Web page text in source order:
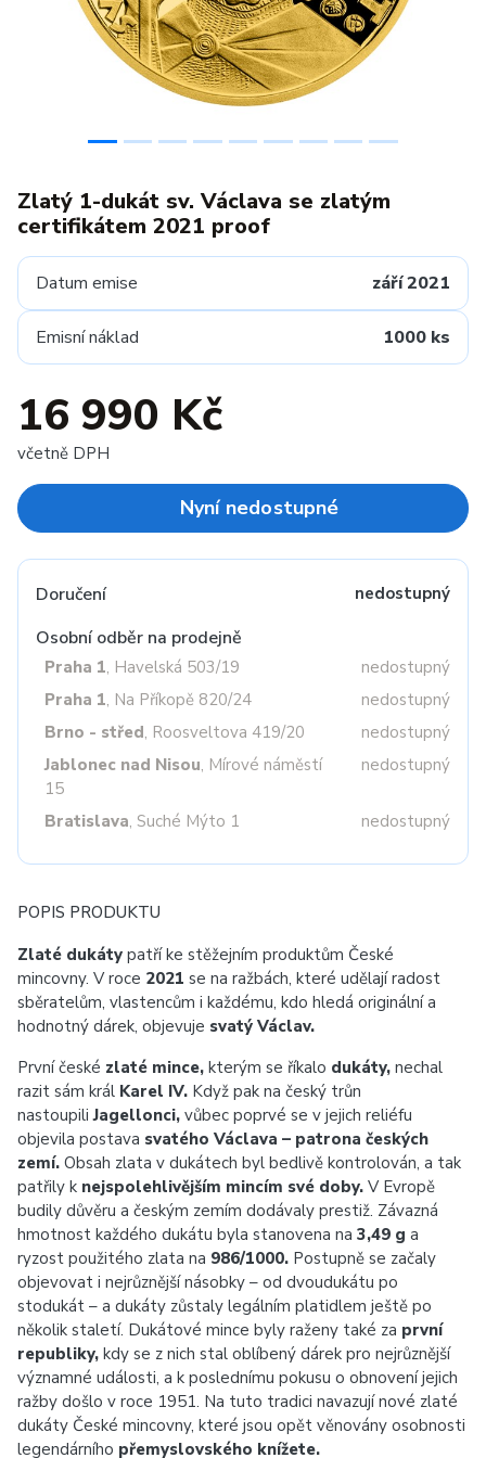
Zlatý 1-dukát sv. Václava se zlatým
certifikátem 2021 proof
Datum emise září 2021
Emisní náklad 1000 ks
16 990 Kč
včetně DPH
Nyní nedostupné
Doručení nedostupný
Osobní odběr na prodejně
Praha 1, Havelská 503/19
nedostupný
Praha 1, Na Příkopě 820/24
nedostupný
Brno - střed, Roosveltova 419/20
nedostupný
Jablonec nad Nisou, Mírové náměstí
15
nedostupný
Bratislava, Suché Mýto 1 nedostupný
POPIS PRODUKTU
Zlaté dukáty patří ke stěžejním produktům České
mincovny. V roce 2021 se na ražbách, které udělají radost
sběratelům, vlastencům i každému, kdo hledá originální a
hodnotný dárek, objevuje svatý Václav.
První české zlaté mince, kterým se říkalo dukáty, nechal
razit sám král Karel IV. Když pak na český trůn
nastoupiliJagellonci, vůbec poprvé se v jejich reliéfu
objevila postava svatého Václava – patrona českých
zemí. Obsah zlata v dukátech byl bedlivě kontrolován, a tak
patřily k nejspolehlivějším mincím své doby. V Evropě
budily důvěru a českým zemím dodávaly prestiž. Závazná
hmotnost každého dukátu byla stanovena na 3,49 g a
ryzost použitého zlata na 986/1000. Postupně se začaly
objevovat i nejrůznější násobky – od dvoudukátu po
stodukát – a dukáty zůstaly legálním platidlem ještě po
několik staletí. Dukátové mince byly raženy také za první
republiky, kdy se z nich stal oblíbený dárek pro nejrůznější
významné události, a k poslednímu pokusu o obnovení jejich
ražby došlo v roce 1951. Na tuto tradici navazují nové zlaté
dukáty České mincovny, které jsou opět věnovány osobnosti
legendárního přemyslovského knížete.